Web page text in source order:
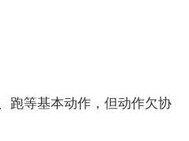
跑等基本动作，但动作欠协